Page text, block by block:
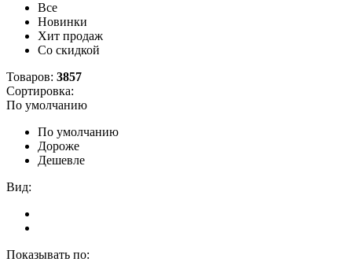
Все
Новинки
Хит продаж
Со скидкой
Товаров: 3857
Сортировка:
По умолчанию
По умолчанию
Дороже
Дешевле
Вид:
Показывать по: